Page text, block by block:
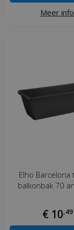
Meer info
Elho Barcelona
balkonbak 70
€ 10,49